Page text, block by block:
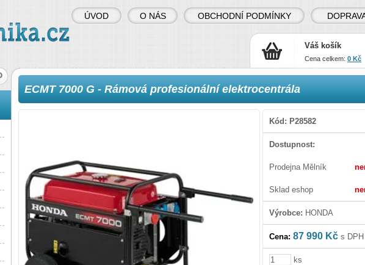
ECMT 7000 G - Rámová profesionální elektrocentrála
Kód: P28582
Dostupnost:
Prodejna Mělník
Sklad eshop
Výrobce: HONDA
Cena: 87 990 Kč s DPH
ks
ÚVOD O NÁS OBCHODNÍ PODMÍNKY
Váš košík
Cena celkem: 0 Kč